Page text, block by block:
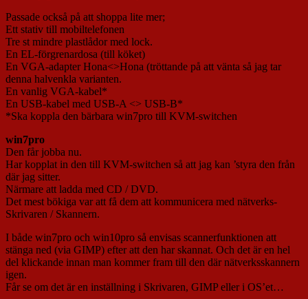
Passade också på att shoppa lite mer;
Ett stativ till mobiltelefonen
Tre st mindre plastlådor med lock.
En EL-förgrenardosa (till köket)
En VGA-adapter Hona<>Hona (tröttande på att vänta så jag tar
denna halvenkla varianten.
En vanlig VGA-kabel*
En USB-kabel med USB-A <> USB-B*
*Ska koppla den bärbara win7pro till KVM-switchen
win7pro
Den får jobba nu.
Har kopplat in den till KVM-switchen så att jag kan ’styra den från
där jag sitter.
Närmare att ladda med CD / DVD.
Det mest bökiga var att få dem att kommunicera med nätverks-
Skrivaren / Skannern.
I både win7pro och win10pro så envisas scannerfunktionen att
stänga ned (via GIMP) efter att den har skannat. Och det är en hel
del klickande innan man kommer fram till den där nätverksskannern
igen.
Får se om det är en inställning i Skrivaren, GIMP eller i OS’et…